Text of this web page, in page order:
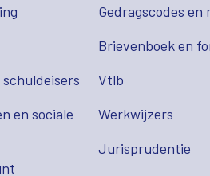
en sociale
Gedragscodes en
Brievenboek en
Vtlb
Werkwijzers
Jurisprudentie